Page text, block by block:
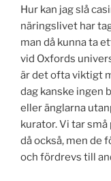
Hur kan jag slå
näringslivet har
man då kunna ta
vid Oxfords
är det ofta viktigt
dag kanske ingen
eller änglarna
kurator. Vi tar
då också, men
och fördrevs till